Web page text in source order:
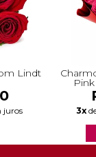
Lindt
juros 3x